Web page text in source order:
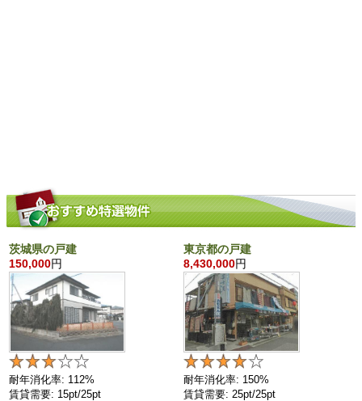
茨城県の戸建
150,000円
耐年消化率: 112%
賃貸需要: 15pt/25pt
東京都の戸建
8,430,000円
耐年消化率: 150%
賃貸需要: 25pt/25pt